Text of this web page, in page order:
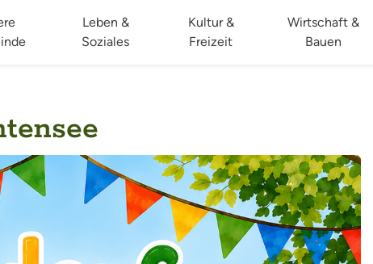
Leben &
Soziales
Kultur &
Freizeit
Wirtschaft &
Bauen